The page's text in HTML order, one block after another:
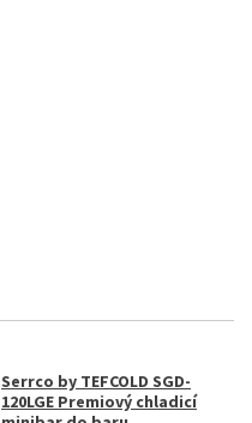
Serrco by TEFCOLD SGD-
120LGE Premiový chladicí